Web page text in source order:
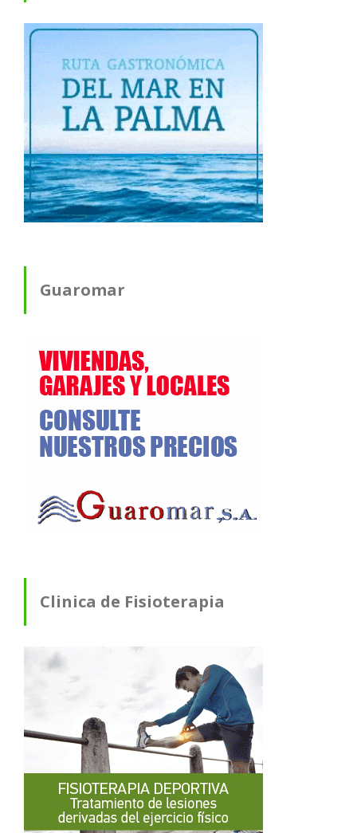
Guaromar
Clinica de Fisioterapia